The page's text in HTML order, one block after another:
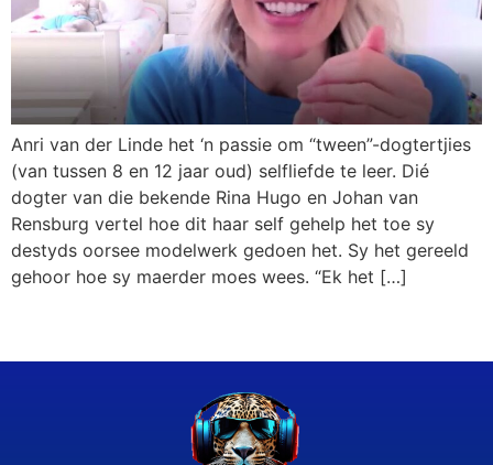
Anri van der Linde het ‘n passie om “tween”-dogtertjies
(van tussen 8 en 12 jaar oud) selfliefde te leer. Dié
dogter van die bekende Rina Hugo en Johan van
Rensburg vertel hoe dit haar self gehelp het toe sy
destyds oorsee modelwerk gedoen het. Sy het gereeld
gehoor hoe sy maerder moes wees. “Ek het […]